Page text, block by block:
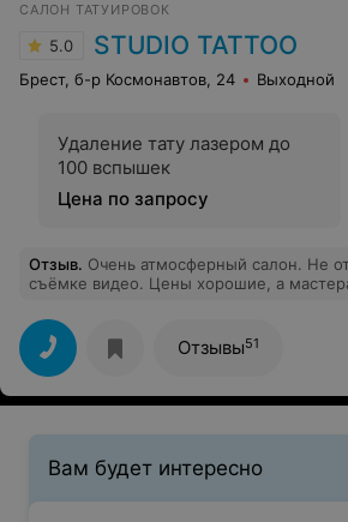
атмосфера. Сергей Леонидович — не
квалифицированный специалист, но и
сострадательный человек. Во время
чувствовала искреннюю заботу. Он
время, чтобы ответить на все мои
чувствуя уверенность в своем плане лечения.
Вам большое, ножка почти полностью
САЛОН ТАТУИРОВОК
5.0 STUDIO TATTOO
Брест, б-р Космонавтов, 24 Выходной
Удаление тату лазером до
100 вспышек
Цена по запросу
Отзыв. Очень атмосферный салон. Не отказывают в
съёмке видео. Цены хорошие, а
обслуживание. Советую.
Отзывы51
Вам будет интересно